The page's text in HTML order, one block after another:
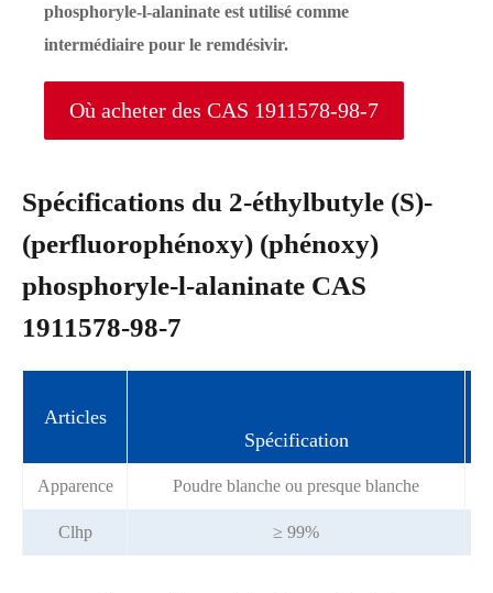
phosphoryle-l-alaninate est utilisé comme
intermédiaire pour le remdésivir.
Où acheter des CAS 1911578-98-7
Spécifications du 2-éthylbutyle (S)-
(perfluorophénoxy) (phénoxy)
phosphoryle-l-alaninate CAS
1911578-98-7
Articles
Spécification
Apparence Poudre blanche ou presque blanche
Clhp ≥ 99%